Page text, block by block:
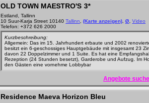
OLD TOWN MAESTRO'S 3*
Estland, Tallinn
10 Suur-Karja Street 10140 Tallinn (Karte anzeigen) Ø Video
Telefon: +372 626 2000
Kurzbeschreibung:
Allgemein: Das im 15. Jahrhundert erbaute und 2002
besitzt ein 6-geschossiges Hauptgebäude mit insgesamt 23
davon 22 Doppelzimmer und 1 Suite. Es hat eine
Rezeption (24 Stunden besetzt), Garderobe und Aufzug. Im
den Gästen eine vornehme Lobbybar
Angebote
Residence Maeva Horizon Bleu